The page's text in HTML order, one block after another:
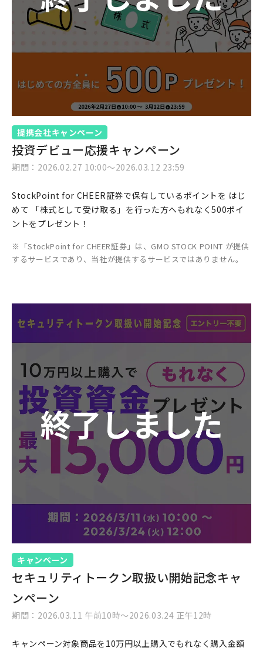
提携会社キャンペーン
投資デビュー応援キャンペーン
期間：2026.02.27 10:00〜2026.03.12 23:59
StockPoint for CHEER証券で保有しているポイントを はじ
めて 「株式として受け取る」を行った方へもれなく500ポイ
ントをプレゼント！
「StockPoint for CHEER証券」は、GMO STOCK POINT が提供
するサービスであり、当社が提供するサービスではありません。
キャンペーン
セキュリティトークン取扱い開始記念キャ
ンペーン
期間：2026.03.11 午前10時～2026.03.24 正午12時
キャンペーン対象商品を10万円以上購入でもれなく購入金額